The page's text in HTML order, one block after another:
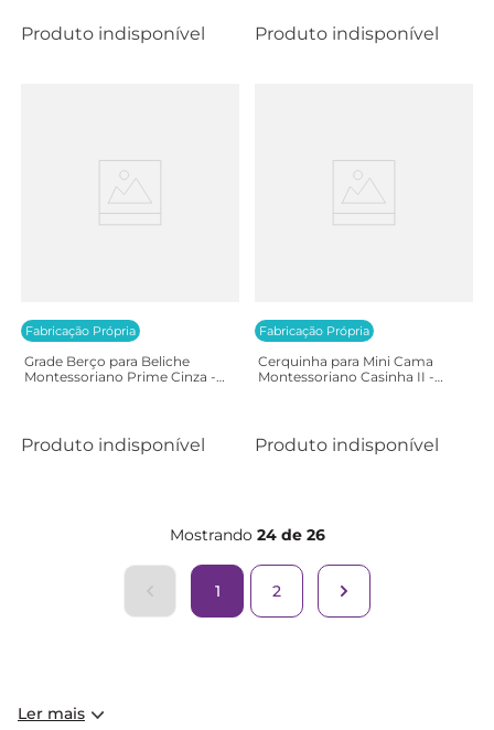
Produto indisponível Produto indisponível
Fabricação Própria
Grade Berço para Beliche
Montessoriano Prime Cinza -
Produto indisponível
Fabricação Própria
Cerquinha para Mini Cama
Montessoriano Casinha II -
Produto indisponível
Mostrando 24 de 26
1 2
Ler mais